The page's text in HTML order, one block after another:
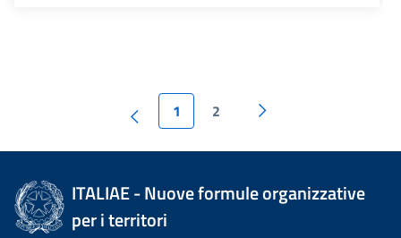
1 2
ITALIAE - Nuove formule organizzative
per i territori